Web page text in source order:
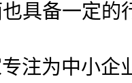
具备一定的
注为中小企